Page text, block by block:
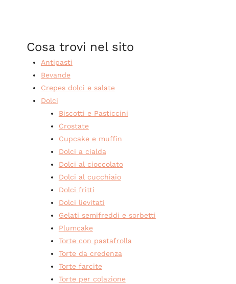
Cosa trovi nel sito
Antipasti
Bevande
Crepes dolci e salate
Dolci
Biscotti e Pasticcini
Crostate
Cupcake e muffin
Dolci a cialda
Dolci al cioccolato
Dolci al cucchiaio
Dolci fritti
Dolci lievitati
Gelati semifreddi e sorbetti
Plumcake
Torte con pastafrolla
Torte da credenza
Torte farcite
Torte per colazione